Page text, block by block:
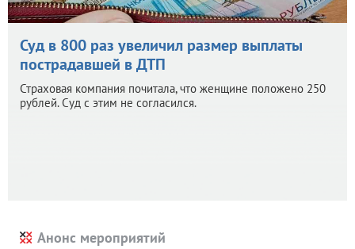
Суд в 800 раз увеличил размер выплаты
пострадавшей в ДТП
Страховая компания почитала, что женщине положено 250
рублей. Суд с этим не согласился.
Анонс мероприятий